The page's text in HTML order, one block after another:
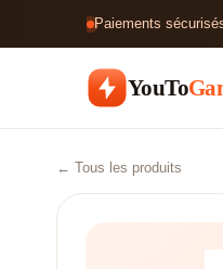
Paiements
YouTo
← Tous les produits